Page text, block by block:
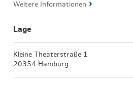
Weitere Informationen
Lage
Kleine Theaterstraße 1
20354 Hamburg